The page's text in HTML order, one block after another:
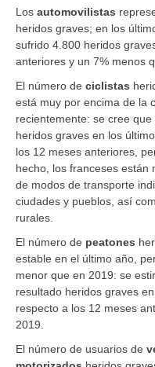
Los automovilistas
heridos graves; en los
sufrido 4.800 heridos
anteriores y un 7% menos
El número de ciclistas
está muy por encima de la
recientemente: se cree
heridos graves en los
los 12 meses anteriores,
hecho, los franceses están
de modos de transporte
ciudades y pueblos, así
rurales.
El número de peatones
estable en el último año,
menor que en 2019: se
resultado heridos graves
respecto a los 12 meses
2019.
El número de usuarios de